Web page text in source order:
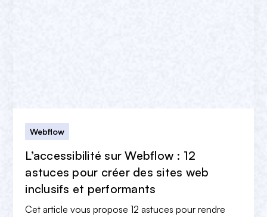
Webflow
L’accessibilité sur Webflow : 12
astuces pour créer des sites web
inclusifs et performants
Cet article vous propose 12 astuces pour rendre